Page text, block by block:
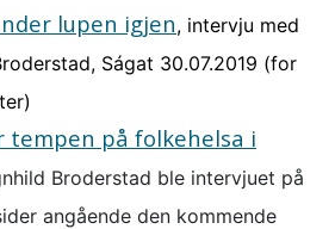
lupen igjen, intervju med
Ságat 30.07.2019 (for
tempen på folkehelsa i
Broderstad ble intervjuet på
angående den kommende